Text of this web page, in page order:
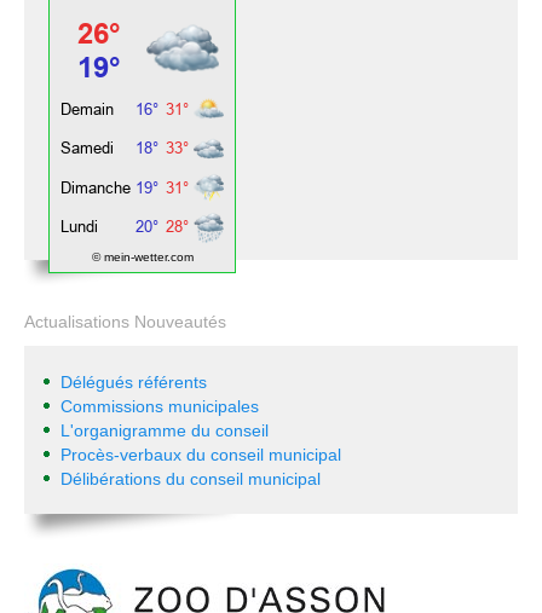
© mein-wetter.com
Actualisations Nouveautés
Délégués référents
Commissions municipales
L'organigramme du conseil
Procès-verbaux du conseil municipal
Délibérations du conseil municipal